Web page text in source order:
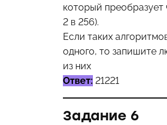
который преобразует
2 в 256).
Если таких
одного, то запишите
из них
Ответ: 21221
Задание 6